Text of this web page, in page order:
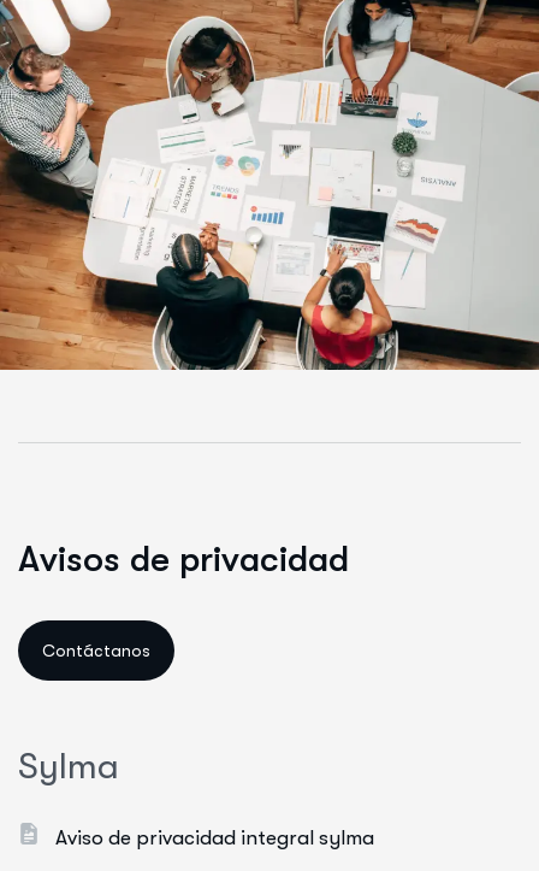
Avisos de privacidad
Sylma
Aviso de privacidad integral sylma